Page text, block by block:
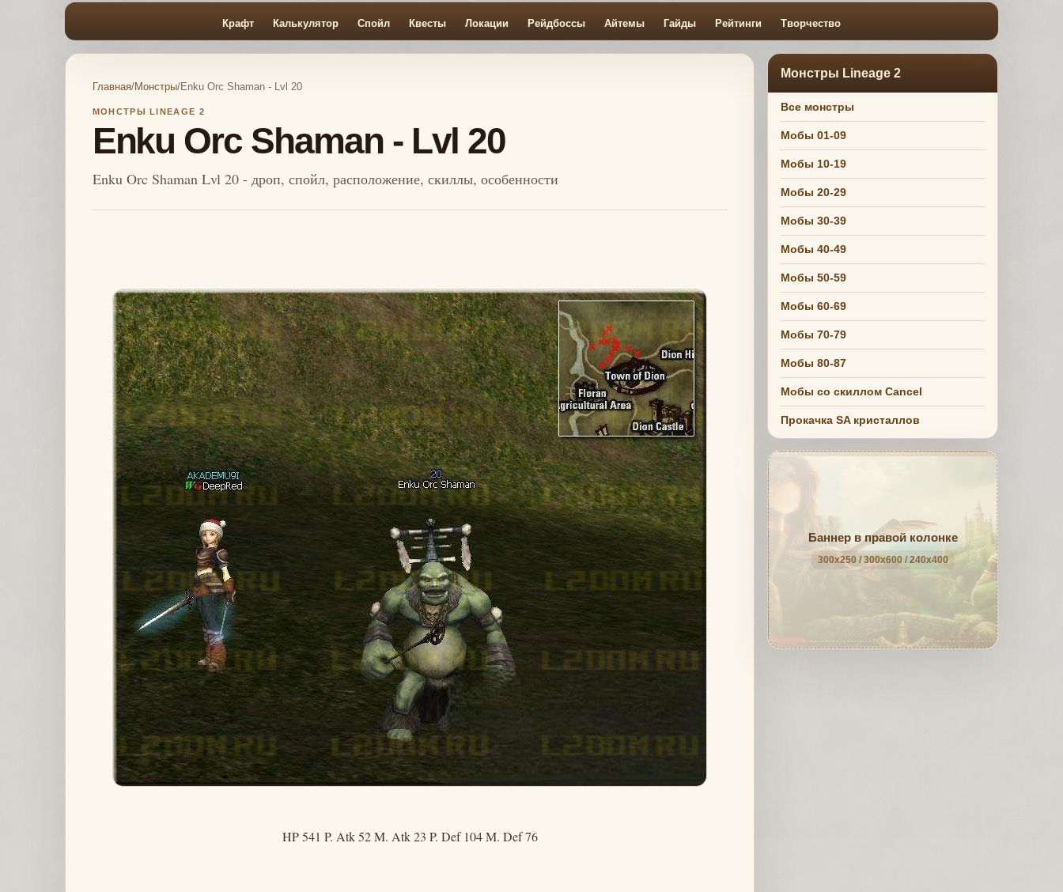
Крафт Калькулятор Спойл Квесты Локации Рейдбоссы Айтемы Гайды Рейтинги Творчество
Главная/Монстры/Enku Orc Shaman - Lvl 20
МОНСТРЫ LINEAGE 2
Enku Orc Shaman - Lvl 20
Enku Orc Shaman Lvl 20 - дроп, спойл, расположение, скиллы, особенности
HP 541 P. Atk 52 M. Atk 23 P. Def 104 M. Def 76
Монстры Lineage 2
Все монстры
Мобы 01-09
Мобы 10-19
Мобы 20-29
Мобы 30-39
Мобы 40-49
Мобы 50-59
Мобы 60-69
Мобы 70-79
Мобы 80-87
Мобы со скиллом Cancel
Прокачка SA кристаллов
Баннер в правой колонке
300x250 / 300x600 / 240x400